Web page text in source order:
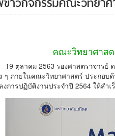
คณะวิทยาศาส
19 ตุลาคม 2563 รองศาสตราจาร
ๆ ภายในคณะวิทยาศาสตร์ ประกอบ
งการปฏิบัติงานประจำปี 2564 ให้ส